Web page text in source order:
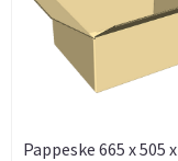
Pappeske 665 x 505 x